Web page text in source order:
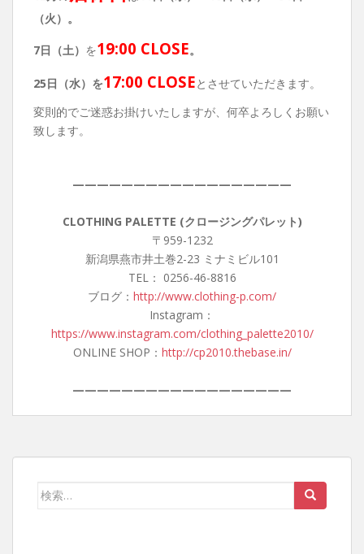
（火）。
7日（土） を19:00 CLOSE。
25日（水）を17:00 CLOSEとさせていただきます。
変則的でご迷惑お掛けいたしますが、何卒よろしくお願い
致します。
——————————————————
CLOTHING PALETTE (クロージングパレット)
〒959-1232
新潟県燕市井土巻2-23 ミナミビル101
TEL： 0256-46-8816
ブログ： http://www.clothing-p.com/
Instagram：
https://www.instagram.com/clothing_palette2010/
ONLINE SHOP： http://cp2010.thebase.in/
——————————————————
検